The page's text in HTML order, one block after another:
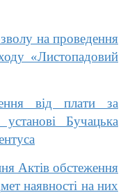
на проведення
«Листопадовий
від плати за
Бучацька
Актів обстеження
наявності на них